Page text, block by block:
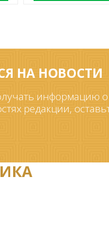
НА НОВОСТИ
информацию
редакции,